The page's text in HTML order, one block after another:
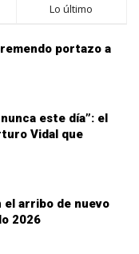
Lo último
portazo a
este día”: el
Vidal que
el arribo de nuevo
2026